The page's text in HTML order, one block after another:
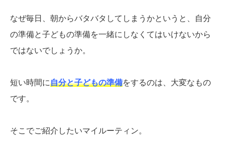
なぜ毎日、朝からバタバタしてしまうかというと、自分
の準備と子どもの準備を一緒にしなくてはいけないから
ではないでしょうか。
短い時間に自分と子どもの準備をするのは、大変なもの
です。
そこでご紹介したいマイルーティン。